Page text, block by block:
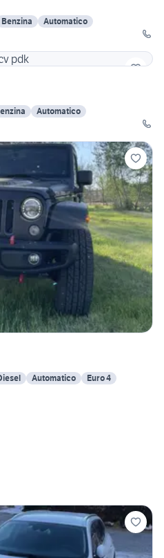
Benzina
Automatico
Automatico
Automatico Euro 4